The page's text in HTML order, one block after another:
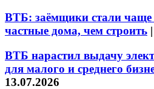
ВТБ: заёмщики стали чаще
частные дома, чем строить |
ВТБ нарастил выдачу
для малого и среднего
13.07.2026